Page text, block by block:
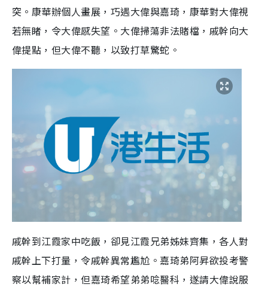
突。康華辦個人畫展，巧遇大偉與嘉琦，康華對大偉視
若無睹，令大偉感失望。大偉掃蕩非法賭檔，戚幹向大
偉提點，但大偉不聽，以致打草驚蛇。
戚幹到江霞家中吃飯，卻見江霞兄弟姊妹齊集，各人對
戚幹上下打量，令戚幹異常尷尬。嘉琦弟阿昇欲投考警
察以幫補家計，但嘉琦希望弟弟唸醫科，遂請大偉說服